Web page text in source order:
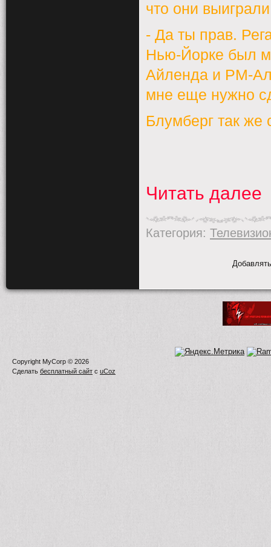
что они
- Да ты прав.
Нью-Йорке был
Айленда и РМ-
мне еще нужно
Блумберг так же
Читать далее
Категория:
Copyright MyCorp © 2026
Сделать бесплатный сайт с uCoz